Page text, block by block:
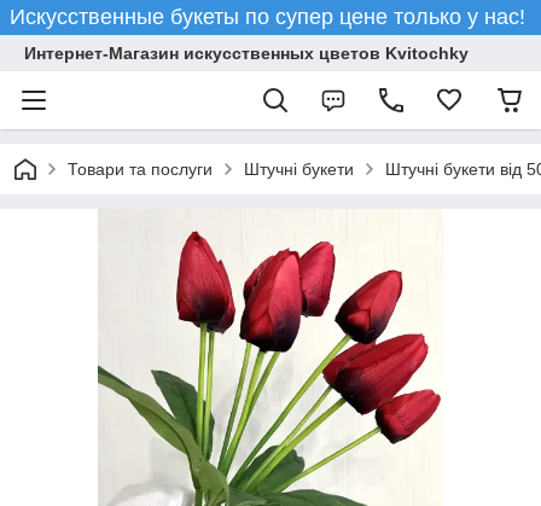
Искусственные букеты по супер цене только у нас!
Интернет-Магазин искусственных цветов Kvitochky
Товари та послуги Штучні букети Штучні букети від